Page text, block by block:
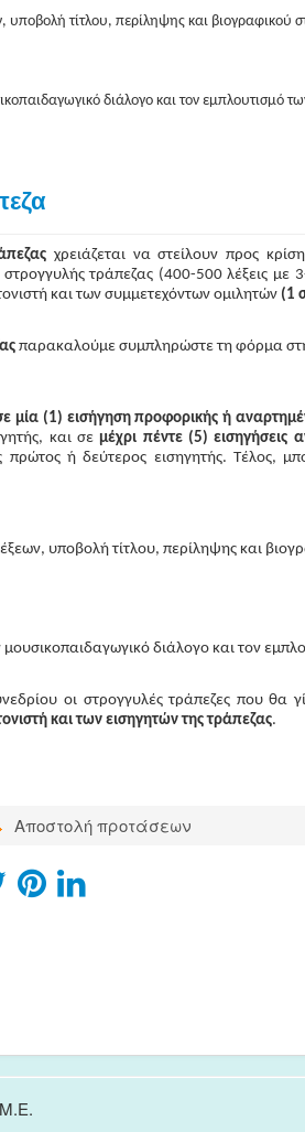
τίτλου, περίληψης και βιογραφικού
διάλογο και τον εμπλουτισμό
χρειάζεται να στείλουν προς
στρογγυλής τράπεζας (400-500 λέξεις με
και των συμμετεχόντων ομιλητών (1
παρακαλούμε συμπληρώστε τη φόρμα
μία (1) εισήγηση προφορικής ή
και σεμέχρι πέντε (5) εισηγήσεις
πρώτος ή δεύτερος εισηγητής. Τέλος,
υποβολή τίτλου, περίληψης και
διάλογο και τον
οι στρογγυλές τράπεζες που θα
και των εισηγητών της τράπεζας.
Αποστολή προτάσεων